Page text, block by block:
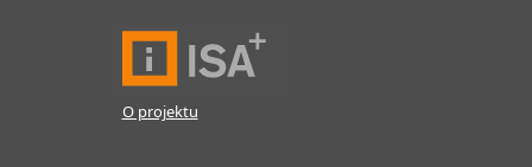
O projektu